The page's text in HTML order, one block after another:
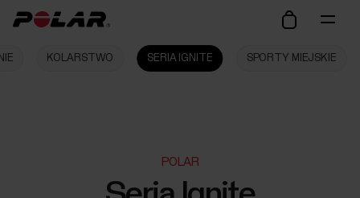
KOLARSTWO SERIA IGNITE SPORTY MIEJSKIE
POLAR